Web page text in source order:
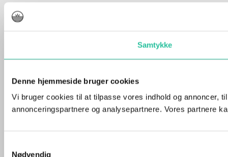
Samtykke
Denne hjemmeside bruger cookies
Vi bruger cookies til at tilpasse vores indhold og annoncer,
annonceringspartnere og analysepartnere. Vores partnere
Nødvendig